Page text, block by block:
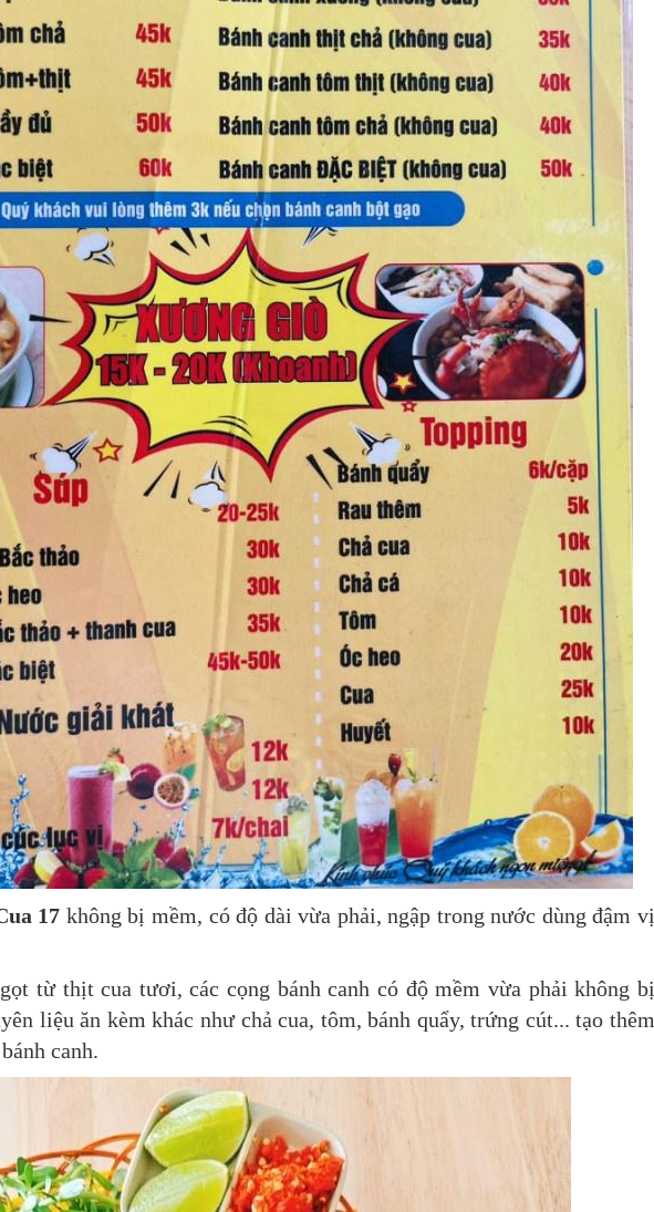
17 không bị mềm, có độ dài vừa phải, ngập trong nước dùng đậm vị
từ thịt cua tươi, các cọng bánh canh có độ mềm vừa phải không bị
liệu ăn kèm khác như chả cua, tôm, bánh quẩy, trứng cút... tạo thêm
canh.